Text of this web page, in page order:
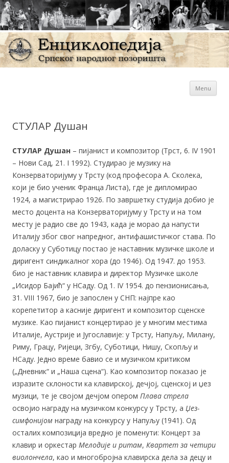
Енциклопедија СрпскогMenu
СТУЛАР Душан
СТУЛАР Душан – пијанист и композитор (Трст, 6. IV 1901
– Нови Сад, 21. I 1992). Студирао је музику на
Конзерваторијуму у Трсту (код професора А. Сколека,
који је био ученик Франца Листа), где је дипломирао
1924, а магистрирао 1926. По завршетку студија добио је
место доцента на Конзерваторијуму у Трсту и на том
месту је радио све до 1943, када је морао да напусти
Италију због свог напредног, антифашистичког става. По
доласку у Суботицу постао је наставник музичке школе и
диригент синдикалног хора (до 1946). Од 1947. до 1953.
био је наставник клавира и директор Музичке школе
„Исидор Бајић“ у НСаду. Од 1. IV 1954. до пензионисања,
31. VIII 1967, био је запослен у СНП: најпре као
корепетитор а касније диригент и композитор сценске
музике. Као пијанист концертирао је у многим местима
Италије, Аустрије и Југославије: у Трсту, Напуљу, Милану,
Риму, Грацу, Ријеци, Згбу, Суботици, Нишу, Скопљу и
НСаду. Једно време бавио се и музичком критиком
(„Дневник“ и „Наша сцена“). Као композитор показао је
изразите склоности ка клавирској, дечјој, сценској и џез
музици, те је својом дечјом опером Плава стрела
освојио награду на музичком конкурсу у Трсту, а Џез-
симфонијом награду на конкурсу у Напуљу (1941). Од
осталих композиција вредно је поменути: Концерт за
клавир и оркестар Мелодије и ритам, Квартет за четири
виолончела, као и многобројна клавирска дела за децу и